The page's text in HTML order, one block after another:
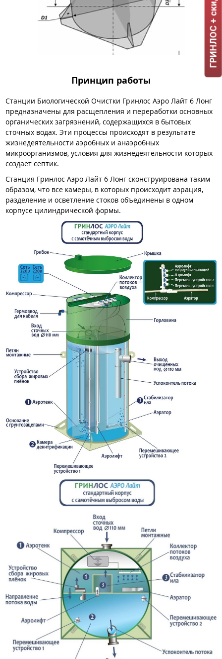
Принцип работы
Станции Биологической Очистки Гринлос Аэро Лайт 6 Лонг
предназначены для расщепления и переработки основных
органических загрязнений, содержащихся в бытовых
сточных водах. Эти процессы происходят в результате
жизнедеятельности аэробных и анаэробных
микроорганизмов, условия для жизнедеятельности которых
создает септик.
Станция Гринлос Аэро Лайт 6 Лонг сконструирована таким
образом, что все камеры, в которых происходит аэрация,
разделение и осветление стоков объединены в одном
корпусе цилиндрической формы.